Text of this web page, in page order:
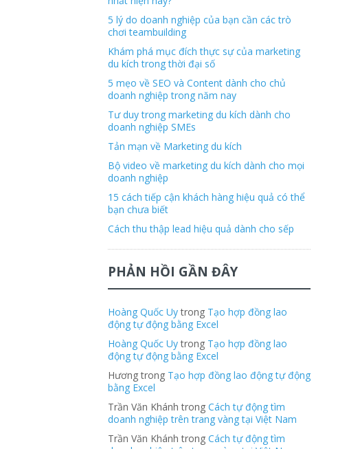
5 lý do doanh nghiệp của bạn cần các trò
chơi teambuilding
Khám phá mục đích thực sự của marketing
du kích trong thời đại số
5 mẹo về SEO và Content dành cho chủ
doanh nghiệp trong năm nay
Tư duy trong marketing du kích dành cho
doanh nghiệp SMEs
Tản mạn về Marketing du kích
Bộ video về marketing du kích dành cho mọi
doanh nghiệp
15 cách tiếp cận khách hàng hiệu quả có thể
bạn chưa biết
Cách thu thập lead hiệu quả dành cho sếp
PHẢN HỒI GẦN ĐÂY
Hoàng Quốc Uytrong Tạo hợp đồng lao
động tự động bằng Excel
Hoàng Quốc Uytrong Tạo hợp đồng lao
động tự động bằng Excel
Hương trong Tạo hợp đồng lao động tự động
bằng Excel
Trần Văn Khánh trong Cách tự động tìm
doanh nghiệp trên trang vàng tại Việt Nam
Trần Văn Khánh trong Cách tự động tìm